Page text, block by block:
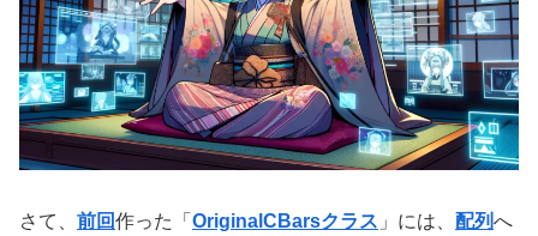
さて、 前回作った「 OriginalCBarsクラス 」には、 配列へ